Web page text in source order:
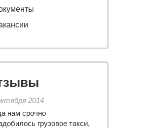
2014
нам срочно
грузовое такси,